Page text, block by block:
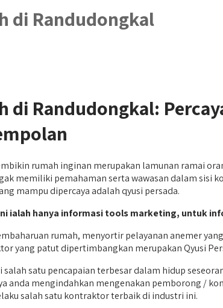
di Randudongkal
di Randudongkal:
rumah inginan merupakan lamunan ramai
memiliki pemahaman serta wawasan dalam
mampu dipercaya adalah qyusi persada.
ialah hanya informasi tools marketing, untuk
rumah, menyortir pelayanan anemer
yang patut dipertimbangkan merupakan Qyusi
satu pencapaian terbesar dalam hidup
anda mengindahkan mengenakan pemborong /
salah satu kontraktor terbaik di industri ini.